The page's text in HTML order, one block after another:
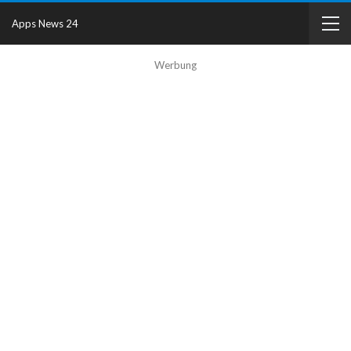
Werbung
Apps News 24